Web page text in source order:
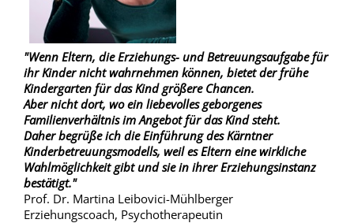
"Wenn Eltern, die Erziehungs- und Betreuungsaufgabe für
ihr Kinder nicht wahrnehmen können, bietet der frühe
Kindergarten für das Kind größere Chancen.
Aber nicht dort, wo ein liebevolles geborgenes
Familienverhältnis im Angebot für das Kind steht.
Daher begrüße ich die Einführung des Kärntner
Kinderbetreuungsmodells, weil es Eltern eine wirkliche
Wahlmöglichkeit gibt und sie in ihrer Erziehungsinstanz
bestätigt."
Prof. Dr. Martina Leibovici-Mühlberger
Erziehungscoach, Psychotherapeutin